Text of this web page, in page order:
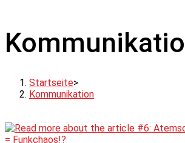
Startseite>
Kommunikation